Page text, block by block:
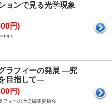
ョンで見る光学現象
円)
ラフィーの発展 ―究
目指して―
円)
フィーの歴史編集委員会